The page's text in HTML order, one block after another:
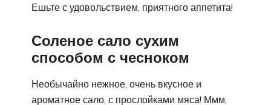
Ешьте с удовольствием, приятного аппетита!
Соленое сало сухим
способом с чесноком
Необычайно нежное, очень вкусное и
ароматное сало, с прослойками мяса! Ммм,